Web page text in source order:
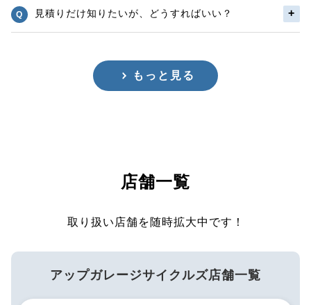
見積りだけ知りたいが、どうすればいい？
もっと見る
店舗一覧
取り扱い店舗を随時拡大中です！
アップガレージサイクルズ店舗一覧